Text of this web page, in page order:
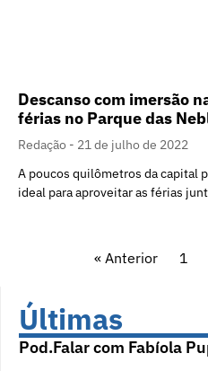
Descanso com imersão
férias no Parque das
Redação
21 de julho de 2022
A poucos quilômetros da capital
ideal para aproveitar as férias
« Anterior 1
Últimas
Pod.Falar com Fabíola